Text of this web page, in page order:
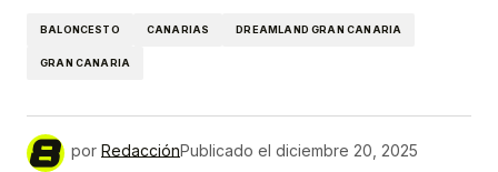
BALONCESTO CANARIAS DREAMLAND GRAN CANARIA
GRAN CANARIA
por RedacciónPublicado el diciembre 20, 2025